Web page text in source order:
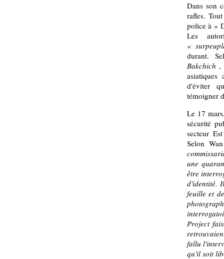
Dans son
rafles.
police à «
Les
«
durant.
Bakchich ,
asiatiques
d'éviter
témoigner
Le 17
sécurité
secteur
Selon
une
être
d'identité.
feuille et
Project
fallu
qu'il soit